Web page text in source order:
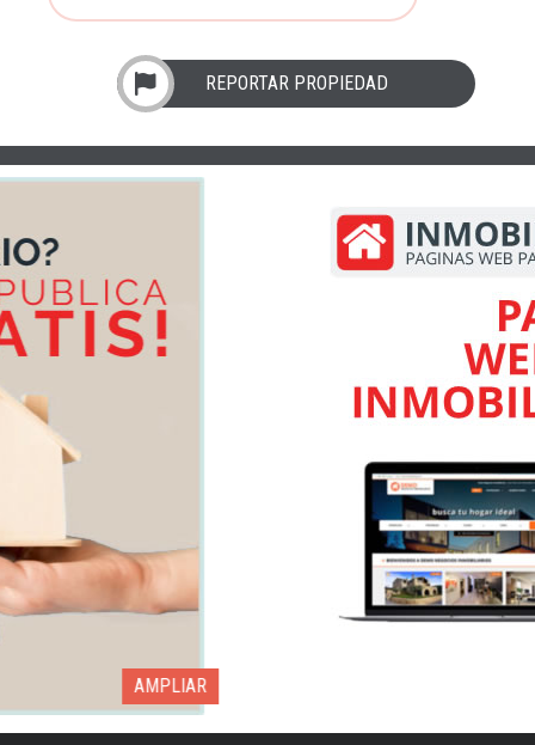
REPORTAR PROPIEDAD